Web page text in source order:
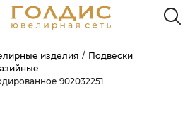
изделия
Подвески
902032251